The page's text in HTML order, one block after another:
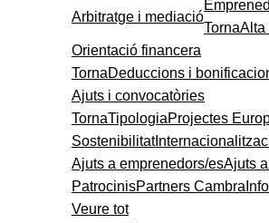
Arbitratge i mediació
TornaAlta
Orientació financera
TornaDeduccions i
Ajuts i convocatòries
TornaTipologiaProjectes
Sostenibilitat
Ajuts a emprenedors/esAjuts
PatrocinisPartners Cambra
Veure tot